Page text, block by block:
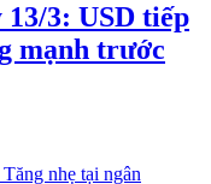
13/3: USD tiếp
mạnh trước